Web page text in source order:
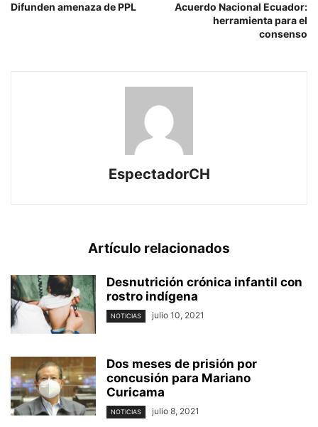
Difunden amenaza de PPL
Acuerdo Nacional Ecuador:
herramienta para el
consenso
EspectadorCH
Artículo relacionados
Desnutrición crónica infantil con
rostro indígena
NOTICIAS julio 10, 2021
Dos meses de prisión por
concusión para Mariano
Curicama
NOTICIAS julio 8, 2021